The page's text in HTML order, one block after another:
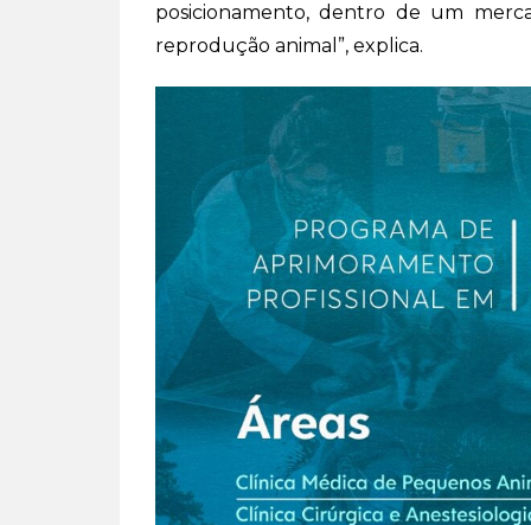
posicionamento, dentro de um
reprodução animal”, explica.